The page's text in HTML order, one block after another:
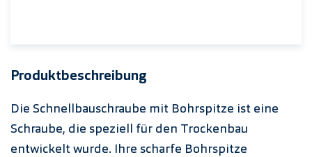
Produktbeschreibung
Die Schnellbauschraube mit Bohrspitze ist eine
Schraube, die speziell für den Trockenbau
entwickelt wurde. Ihre scharfe Bohrspitze